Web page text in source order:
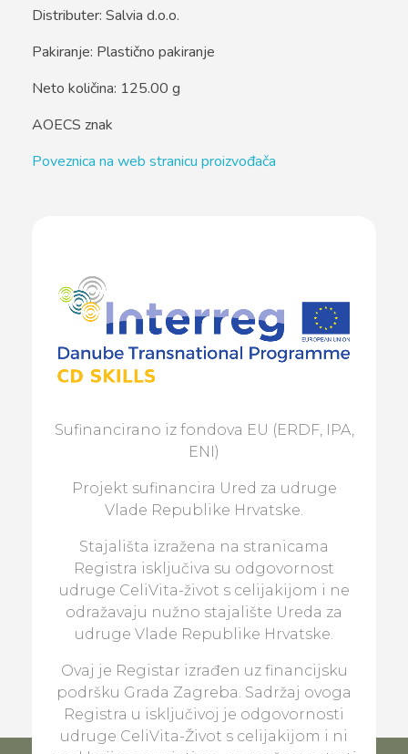
Distributer: Salvia d.o.o.
Pakiranje: Plastično pakiranje
Neto količina: 125.00 g
AOECS znak
Poveznica na web stranicu proizvođača
Sufinancirano iz fondova EU (ERDF, IPA,
ENI)
Projekt sufinancira Ured za udruge
Vlade Republike Hrvatske.
Stajališta izražena na stranicama
Registra isključiva su odgovornost
udruge CeliVita-život s celijakijom i ne
odražavaju nužno stajalište Ureda za
udruge Vlade Republike Hrvatske.
Ovaj je Registar izrađen uz financijsku
podršku Grada Zagreba. Sadržaj ovoga
Registra u isključivoj je odgovornosti
udruge CeliVita-Život s celijakijom i ni